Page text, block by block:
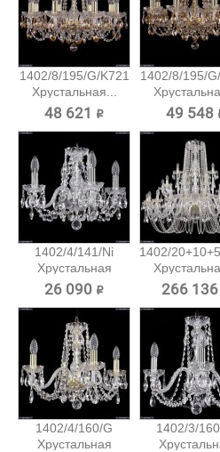
1402/8/195/G/K721
Хрустальная...
48 621 ₽
1402/8/195/
49 548
1402/4/141/Ni
Хрустальная
подвесная...
26 090 ₽
1402/
266 136
1402/4/160/G
Хрустальная
1402/3/